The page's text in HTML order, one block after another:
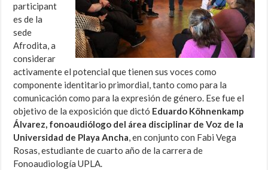
participant
es de la
sede
Afrodita, a
considerar
activamente el potencial que tienen sus voces como
componente identitario primordial, tanto como para la
comunicación como para la expresión de género. Ese fue el
objetivo de la exposición que dictó Eduardo Köhnenkamp
Álvarez, fonoaudiólogo del área disciplinar de Voz de la
Universidad de Playa Ancha, en conjunto con Fabi Vega
Rosas, estudiante de cuarto año de la carrera de
Fonoaudiología UPLA.